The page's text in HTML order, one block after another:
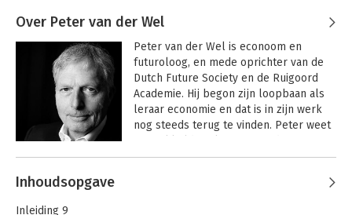
Toekomstverkennen - Het ultieme
Over Peter van der Wel
Peter van der Wel is econoom en
futuroloog, en mede oprichter van de
Dutch Future Society en de Ruigoord
Academie. Hij begon zijn loopbaan als
leraar economie en dat is in zijn werk
nog steeds terug te vinden. Peter weet
maken zonder de complexiteit tekort te
Andere boeken door Peter van der
Wel
Inhoudsopgave
Inleiding 9